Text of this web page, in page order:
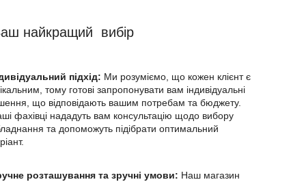
найкращий вибір
підхід: Ми розуміємо, що кожен клієнт є
тому готові запропонувати вам індивідуальні
що відповідають вашим потребам та бюджету.
фахівці нададуть вам консультацію щодо вибору
та допоможуть підібрати оптимальний
розташування та зручні умови: Наш магазин